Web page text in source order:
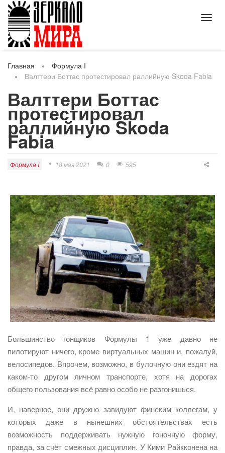
Главная
Формула I
Валттери Боттас протестировал раллийную Skoda Fabia
Валттери Боттас
протестировал
раллийную Skoda
Fabia
Формула I 18 мая 2021 0 595
Большинство гонщиков Формулы 1 уже давно не
пилотируют ничего, кроме виртуальных машин и, пожалуй,
велосипедов. Впрочем, возможно, в булочную они ездят на
каком-то другом личном транспорте, хотя на дорогах
общего пользования всё равно особо не разгонишься.
И, наверное, они дружно завидуют финским коллегам, у
которых даже в нынешних обстоятельствах есть
возможность поддерживать нужную гоночную форму,
правда, за счёт смежных дисциплин. У Кими Райкконена на